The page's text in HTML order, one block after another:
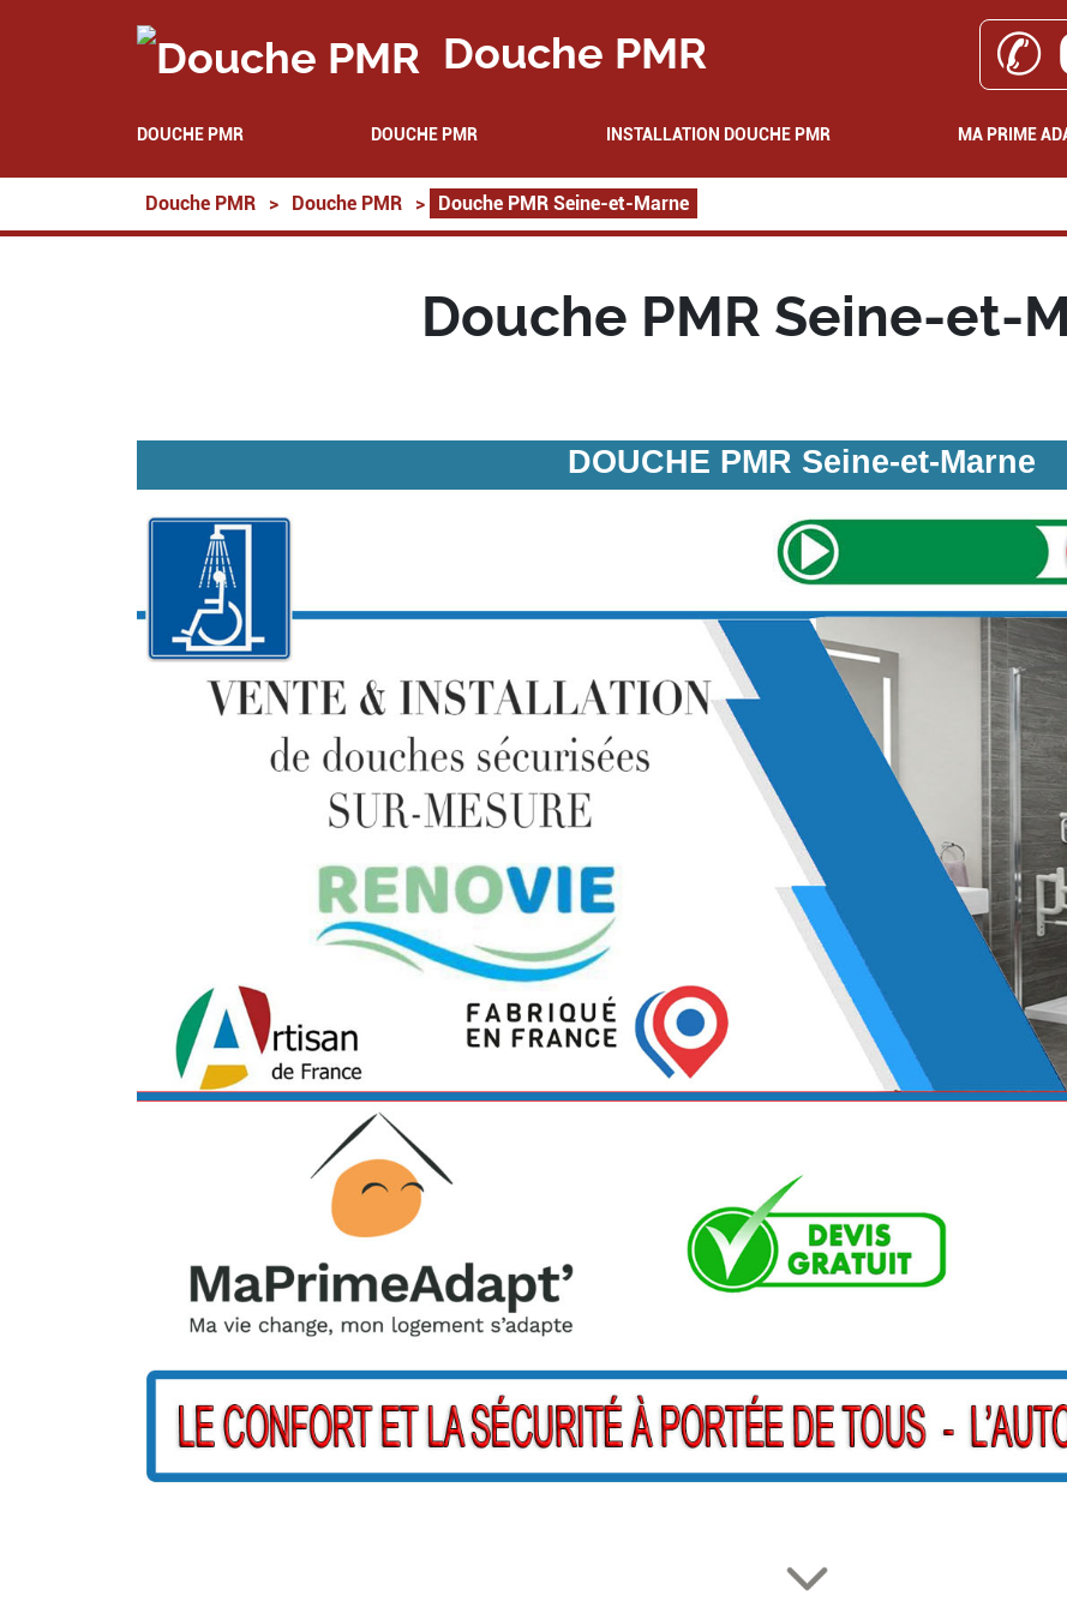
Douche PMR ✆
DOUCHE PMR DOUCHE PMR INSTALLATION DOUCHE PMR MA PRIME
Douche PMR > Douche PMR > Douche PMR Seine-et-Marne
Douche PMR Seine-et-
DOUCHE PMR Seine-et-Marne